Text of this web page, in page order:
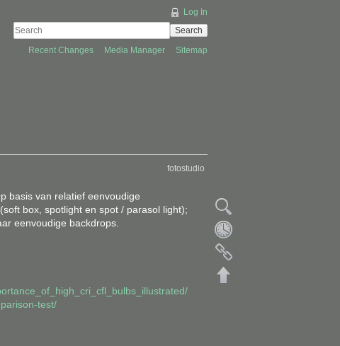
Log In
Search
Recent Changes Media Manager Sitemap
fotostudio
basis van relatief eenvoudige
box, spotlight en spot / parasol light);
eenvoudige backdrops.
test/